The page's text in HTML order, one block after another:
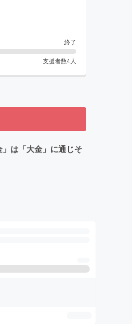
終了
支援者数4人
は「大金」に通じそ